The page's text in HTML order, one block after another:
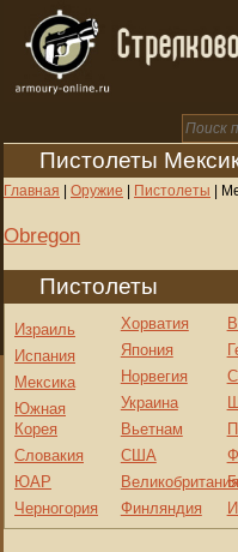
Пистолеты
Главная | Оружие | Пистолеты |
Obregon
Пистолеты
Израиль
Испания
Мексика
Южная
Корея
Словакия
ЮАР
Черногория
Хорватия
Япония
Норвегия
Украина
Вьетнам
США
Великобритания
Финляндия